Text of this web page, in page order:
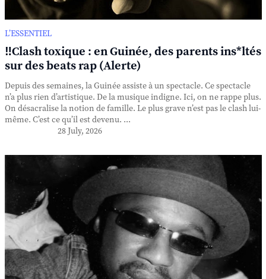
L’ESSENTIEL
‼️Clash toxique : en Guinée, des parents ins*ltés
sur des beats rap (Alerte)
Depuis des semaines, la Guinée assiste à un spectacle. Ce spectacle
n’a plus rien d’artistique. De la musique indigne. Ici, on ne rappe plus.
On désacralise la notion de famille. Le plus grave n’est pas le clash lui-
même. C’est ce qu’il est devenu. ...
28 July, 2026